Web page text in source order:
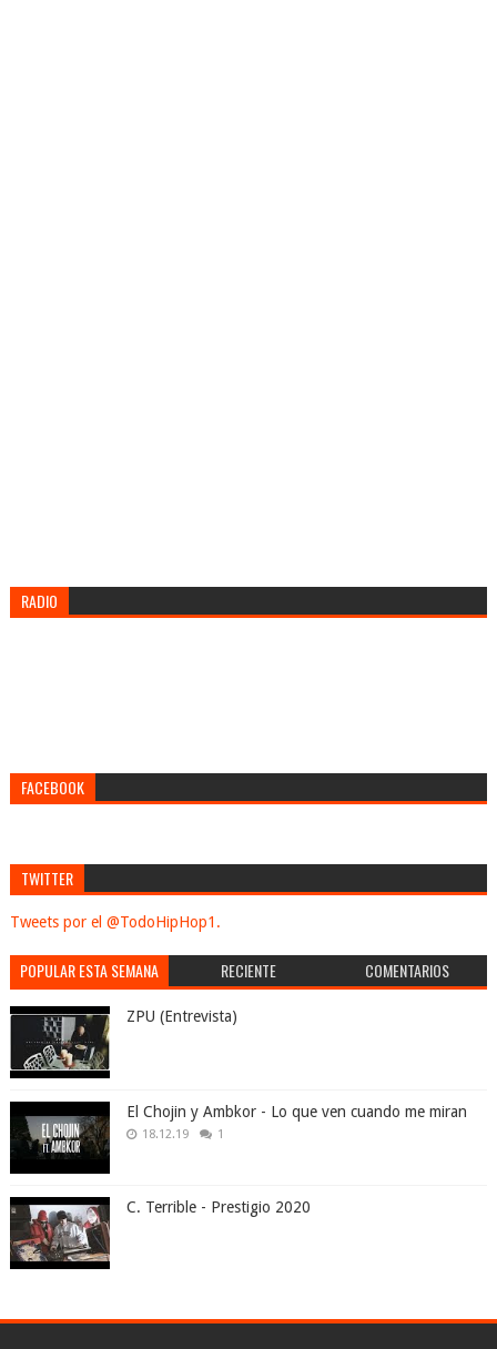
RADIO
FACEBOOK
TWITTER
Tweets por el @TodoHipHop1.
POPULAR ESTA SEMANA RECIENTE COMENTARIOS
ZPU (Entrevista)
El Chojin y Ambkor - Lo que ven cuando me miran
18.12.19 1
C. Terrible - Prestigio 2020